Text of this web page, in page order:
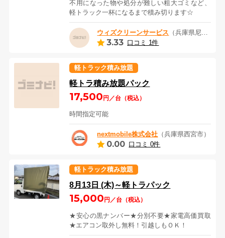
不用になった物や処分が難しい粗大ゴミなど、
軽トラック一杯になるまで積み切ります☆
ウィズクリーンサービス （兵庫県尼崎市）
3.33 口コミ 1件
軽トラック積み放題
軽トラ積み放題パック
17,500 円／台（税込）
時間指定可能
nextmobile株式会社 （兵庫県西宮市）
0.00 口コミ 0件
軽トラック積み放題
8月13日 (木)～軽トラパック
15,000 円／台（税込）
★安心の黒ナンバー★分別不要★家電高価買取
★エアコン取外し無料！引越しもＯＫ！